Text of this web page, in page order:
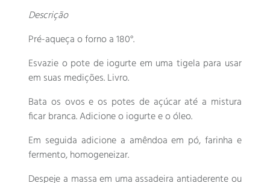
Descrição
Pré-aqueça o forno a 180°.
Esvazie o pote de iogurte em uma tigela para usar
em suas medições. Livro.
Bata os ovos e os potes de açúcar até a mistura
ficar branca. Adicione o iogurte e o óleo.
Em seguida adicione a amêndoa em pó, farinha e
fermento, homogeneizar.
Despeje a massa em uma assadeira antiaderente ou